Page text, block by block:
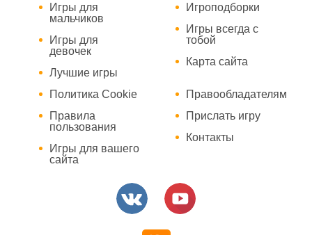
Игры для
мальчиков
Игры для
девочек
Лучшие игры
Игроподборки
Игры всегда с
тобой
Карта сайта
Политика Cookie
Правила
пользования
Игры для вашего
сайта
Правообладателям
Прислать игру
Контакты